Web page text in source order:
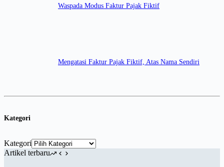
Waspada Modus Faktur Pajak Fiktif
Mengatasi Faktur Pajak Fiktif, Atas Nama Sendiri
Kategori
Kategori
Artikel terbaru